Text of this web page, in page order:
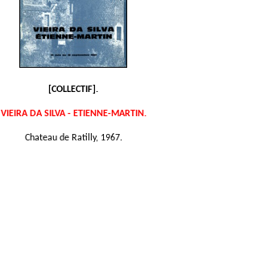
[COLLECTIF].
VIEIRA DA SILVA - ETIENNE-MARTIN.
Chateau de Ratilly, 1967.